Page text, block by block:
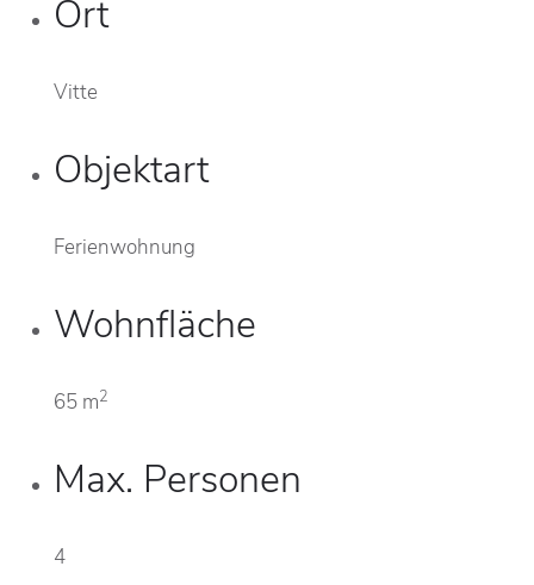
Ort
Vitte
Objektart
Ferienwohnung
Wohnfläche
65 m2
Max. Personen
4